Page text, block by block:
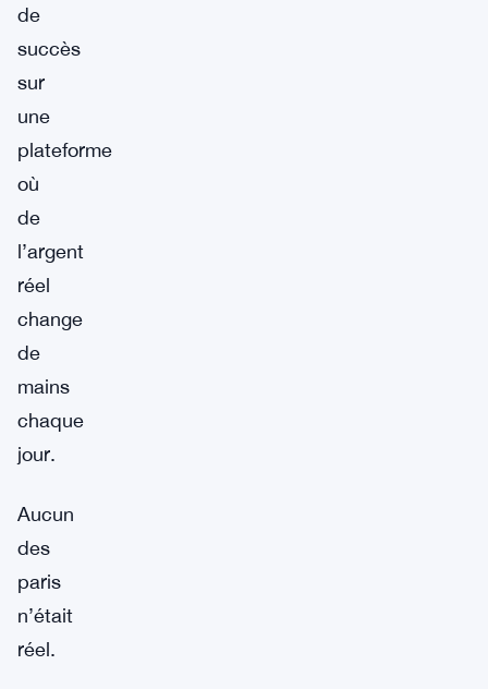
de
succès
sur
une
plateforme
où
de
l’argent
réel
change
de
mains
chaque
jour.
Aucun
des
paris
n’était
réel.